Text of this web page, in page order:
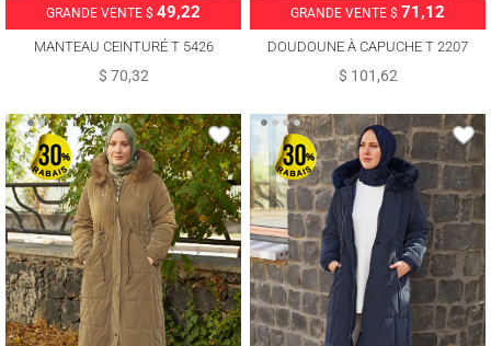
GRANDE VENTE $ 49,22
MANTEAU CEINTURÉ T 5426
$ 70,32
GRANDE VENTE $ 71,12
DOUDOUNE À CAPUCHE T 2207
$ 101,62